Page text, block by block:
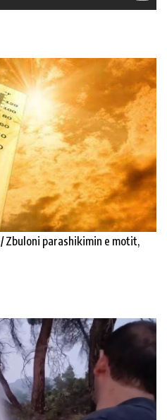
Zbuloni parashikimin e motit,